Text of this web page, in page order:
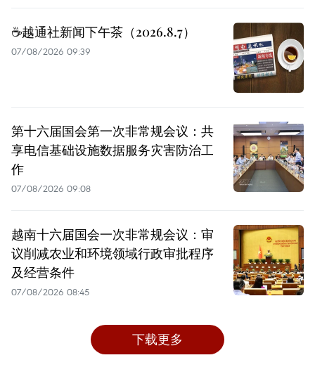
☕️越通社新闻下午茶（2026.8.7）
07/08/2026 09:39
第十六届国会第一次非常规会议：共
享电信基础设施数据服务灾害防治工
作
07/08/2026 09:08
越南十六届国会一次非常规会议：审
议削减农业和环境领域行政审批程序
及经营条件
07/08/2026 08:45
下载更多